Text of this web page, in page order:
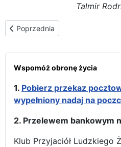
Talmir
Poprzednia strona: Wizyta
Poprzednia
Wspomóż obronę życia
1. Pobierz przekaz
wypełniony nadaj na
2. Przelewem bankowym
Klub Przyjaciół Ludzkiego